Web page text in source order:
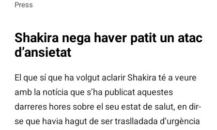
Press
Shakira nega haver patit un atac
d’ansietat
El que sí que ha volgut aclarir Shakira té a veure
amb la notícia que s’ha publicat aquestes
darreres hores sobre el seu estat de salut, en dir-
se que havia hagut de ser traslladada d’urgència